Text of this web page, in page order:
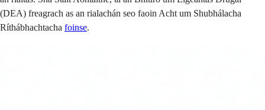
(DEA) freagrach as an rialachán seo faoin Acht um Shubhálacha
Ríthábhachtacha foinse.